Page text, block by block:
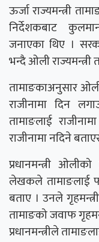
ऊर्जा राज्यमन्त्री
निर्देशकबाट
जनाएका थिए ।
भन्दै ओली राज्यमन्त्री
तामाङकाअनुसार
राजीनामा दिन
तामाङलाई
राजीनामा नदिने
प्रधानमन्त्री
लेखकले तामाङलाई
बताए । उनले
तामाङको जवाफ
प्रधानमन्त्रीले